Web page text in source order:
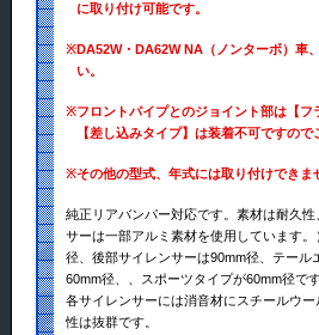
に取り付け可能です。
※DA52W・DA62W NA（ノンターボ）車
い。
※フロントパイプとのジョイント部は【
【差し込みタイプ】は装着不可ですの
※その他の型式、年式には取り付けできま
純正リアバンパー対応です。素材は耐久
サーは一部アルミ素材を使用しています
径、後部サイレンサーは90mm径、テー
60mm径、、スポーツタイプが60mm径で
各サイレンサーには消音材にスチールウ
性は抜群です。